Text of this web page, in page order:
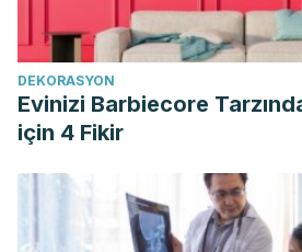
DEKORASYON
Evinizi Barbiecore
için 4 Fikir